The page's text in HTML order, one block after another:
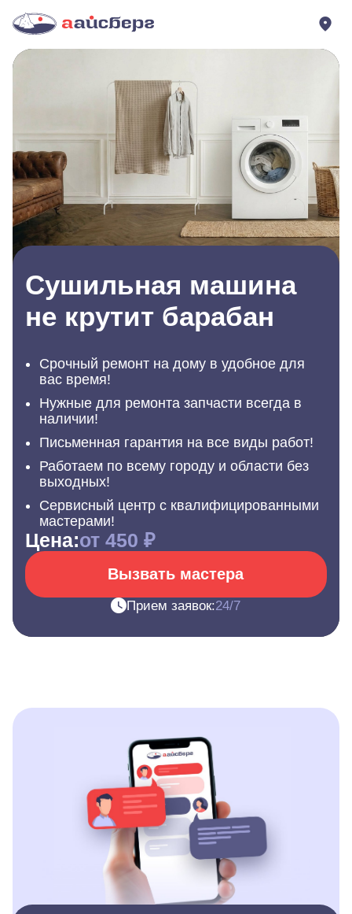
Сушильная машина
не крутит барабан
Срочный ремонт на дому в удобное для
вас время!
Нужные для ремонта запчасти всегда в
наличии!
Письменная гарантия на все виды работ!
Работаем по всему городу и области без
выходных!
Сервисный центр с квалифицированными
мастерами!
Цена:от 450 ₽
Вызвать мастера
Прием заявок:24/7